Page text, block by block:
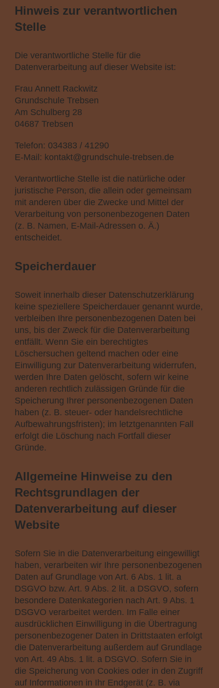
Hinweis zur verantwortlichen
Stelle
Die verantwortliche Stelle für die
Datenverarbeitung auf dieser Website ist:
Frau Annett Rackwitz
Grundschule Trebsen
Am Schulberg 28
04687 Trebsen
Telefon: 034383 / 41290
E-Mail: kontakt@grundschule-trebsen.de
Verantwortliche Stelle ist die natürliche oder
juristische Person, die allein oder gemeinsam
mit anderen über die Zwecke und Mittel der
Verarbeitung von personenbezogenen Daten
(z. B. Namen, E-Mail-Adressen o. Ä.)
entscheidet.
Speicherdauer
Soweit innerhalb dieser Datenschutzerklärung
keine speziellere Speicherdauer genannt wurde,
verbleiben Ihre personenbezogenen Daten bei
uns, bis der Zweck für die Datenverarbeitung
entfällt. Wenn Sie ein berechtigtes
Löschersuchen geltend machen oder eine
Einwilligung zur Datenverarbeitung widerrufen,
werden Ihre Daten gelöscht, sofern wir keine
anderen rechtlich zulässigen Gründe für die
Speicherung Ihrer personenbezogenen Daten
haben (z. B. steuer- oder handelsrechtliche
Aufbewahrungsfristen); im letztgenannten Fall
erfolgt die Löschung nach Fortfall dieser
Gründe.
Allgemeine Hinweise zu den
Rechtsgrundlagen der
Datenverarbeitung auf dieser
Website
Sofern Sie in die Datenverarbeitung eingewilligt
haben, verarbeiten wir Ihre personenbezogenen
Daten auf Grundlage von Art. 6 Abs. 1 lit. a
DSGVO bzw. Art. 9 Abs. 2 lit. a DSGVO, sofern
besondere Datenkategorien nach Art. 9 Abs. 1
DSGVO verarbeitet werden. Im Falle einer
ausdrücklichen Einwilligung in die Übertragung
personenbezogener Daten in Drittstaaten erfolgt
die Datenverarbeitung außerdem auf Grundlage
von Art. 49 Abs. 1 lit. a DSGVO. Sofern Sie in
die Speicherung von Cookies oder in den Zugriff
auf Informationen in Ihr Endgerät (z. B. via